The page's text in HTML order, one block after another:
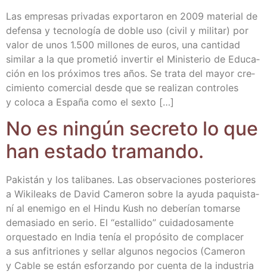
Las empre­sas pri­va­das expor­ta­ron en 2009 mate­rial de
defen­sa y tec­no­lo­gía de doble uso (civil y mili­tar) por
valor de unos 1.500 millo­nes de euros, una can­ti­dad
simi­lar a la que pro­me­tió inver­tir el Minis­te­rio de Edu­ca­
ción en los pró­xi­mos tres años. Se tra­ta del mayor cre­
ci­mien­to comer­cial des­de que se rea­li­zan con­tro­les
y colo­ca a Espa­ña como el sexto […]
No es nin­gún secre­to lo que
han esta­do tramando.
Pakis­tán y los tali­ba­nes. Las obser­va­cio­nes pos­te­rio­res
a Wiki­leaks de David Came­ron sobre la ayu­da paquis­ta­
ní al enemi­go en el Hin­du Kush no debe­rían tomar­se
dema­sia­do en serio. El “esta­lli­do” cui­da­do­sa­men­te
orques­ta­do en India tenía el pro­pó­si­to de com­pla­cer
a sus anfi­trio­nes y sellar algu­nos nego­cios (Came­ron
y Cable se están esfor­zan­do por cuen­ta de la indus­tria